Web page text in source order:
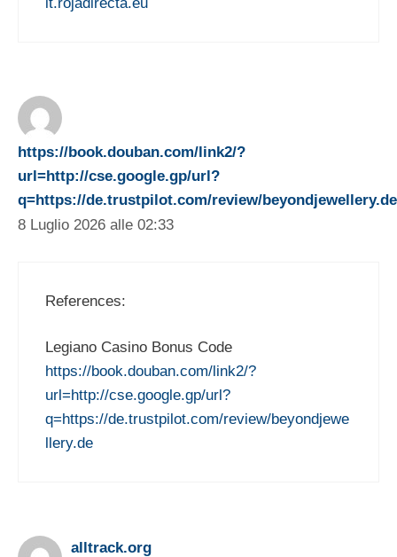
https://book.douban.com/link2/?
url=http://cse.google.gp/url?
q=https://de.trustpilot.com/review/beyondjewellery.de
8 Luglio 2026 alle 02:33
References:
Legiano Casino Bonus Code
https://book.douban.com/link2/?
url=http://cse.google.gp/url?
q=https://de.trustpilot.com/review/beyondjewe
llery.de
alltrack.org